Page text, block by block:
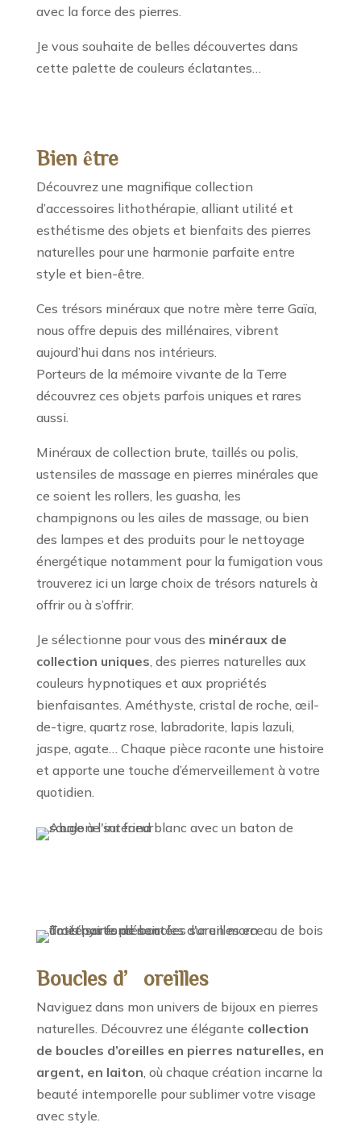
avec la force des pierres.
Je vous souhaite de belles découvertes dans
cette palette de couleurs éclatantes…
Bien être
Découvrez une magnifique collection
d’accessoires lithothérapie, alliant utilité et
esthétisme des objets et bienfaits des pierres
naturelles pour une harmonie parfaite entre
style et bien-être.
Ces trésors minéraux que notre mère terre Gaïa,
nous offre depuis des millénaires, vibrent
aujourd’hui dans nos intérieurs.
Porteurs de la mémoire vivante de la Terre
découvrez ces objets parfois uniques et rares
aussi.
Minéraux de collection brute, taillés ou polis,
ustensiles de massage en pierres minérales que
ce soient les rollers, les guasha, les
champignons ou les ailes de massage, ou bien
des lampes et des produits pour le nettoyage
énergétique notamment pour la fumigation vous
trouverez ici un large choix de trésors naturels à
offrir ou à s’offrir.
Je sélectionne pour vous des minéraux de
collection uniques , des pierres naturelles aux
couleurs hypnotiques et aux propriétés
bienfaisantes. Améthyste, cristal de roche, œil-
de-tigre, quartz rose, labradorite, lapis lazuli,
jaspe, agate… Chaque pièce raconte une histoire
et apporte une touche d’émerveillement à votre
quotidien.
Boucles d’oreilles
Naviguez dans mon univers de bijoux en pierres
naturelles. Découvrez une élégante collection
de boucles d’oreilles en pierres naturelles, en
argent, en laiton , où chaque création incarne la
beauté intemporelle pour sublimer votre visage
avec style.